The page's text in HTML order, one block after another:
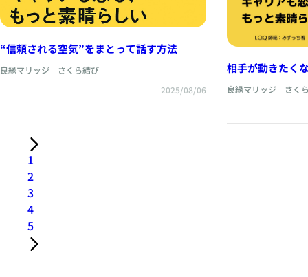
“信頼される空気”をまとって話す方法
良縁マリッジ さくら結び
2025/08/06
相手が動きたく
良縁マリッジ さく
1
2
3
4
5